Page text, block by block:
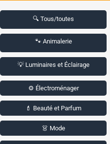
🔍 Tous/toutes
🐾 Animalerie
💡 Luminaires et Éclairage
⚙️ Électroménager
💄 Beauté et Parfum
👗 Mode